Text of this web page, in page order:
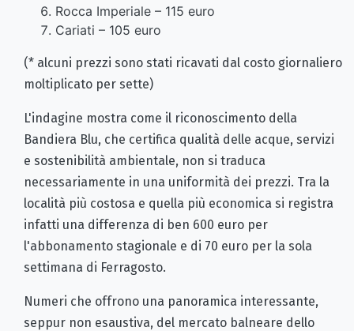
Rocca Imperiale – 115 euro
Cariati – 105 euro
(* alcuni prezzi sono stati ricavati dal costo giornaliero
moltiplicato per sette)
L'indagine mostra come il riconoscimento della
Bandiera Blu, che certifica qualità delle acque, servizi
e sostenibilità ambientale, non si traduca
necessariamente in una uniformità dei prezzi. Tra la
località più costosa e quella più economica si registra
infatti una differenza di ben 600 euro per
l'abbonamento stagionale e di 70 euro per la sola
settimana di Ferragosto.
Numeri che offrono una panoramica interessante,
seppur non esaustiva, del mercato balneare dello